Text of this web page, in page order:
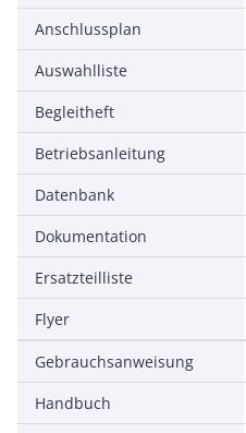
Anschlussplan
Auswahlliste
Begleitheft
Betriebsanleitung
Datenbank
Dokumentation
Ersatzteilliste
Flyer
Gebrauchsanweisung
Handbuch